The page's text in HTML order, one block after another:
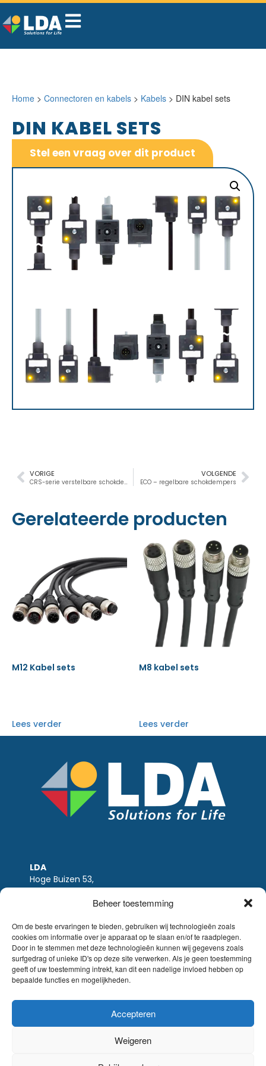
Beheer toestemming
Om de beste ervaringen te bieden, gebruiken wij technologieën zoals
cookies om informatie over je apparaat op te slaan en/of te raadplegen.
Door in te stemmen met deze technologieën kunnen wij gegevens zoals
surfgedrag of unieke ID's op deze site verwerken. Als je geen toestemming
geeft of uw toestemming intrekt, kan dit een nadelige invloed hebben op
bepaalde functies en mogelijkheden.
Accepteren
Weigeren
Home > Connectoren en kabels > Kabels > DIN kabel sets
DIN KABEL SETS
Stel een vraag over dit product
VOLGENDE
ECO – regelbare schokdempers
VORIGE
Gerelateerde producten
M12 Kabel sets
Lees verder
M8 kabel sets
Lees verder
LDA
Hoge Buizen 53,
1980 EPPEGEM
Tel +32 (0)2-266.13.13
LDA@LDA.be
BTW: BE0405.895.609
IBAN: KBC / BE51 7340 2410 9862
BIC: KBC / KREDBEBB
Wettelijke-disclaimer
verkoopsvoorwaarden
© LDA Belgium, all rights reserved.